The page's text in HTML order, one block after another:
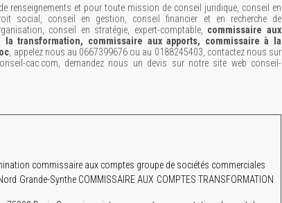
renseignements et pour toute mission de conseil juridique, conseil en
social, conseil en gestion, conseil financier et en recherche de
conseil en stratégie, expert-comptable, commissaire aux
la transformation, commissaire aux apports, commissaire à la
, appelez nous au 0667399676 ou au 0188245403, contactez nous sur
cac.com, demandez nous un devis sur notre site web conseil-
commissaire aux comptes groupe de sociétés commerciales
Grande-Synthe COMMISSAIRE AUX COMPTES TRANSFORMATION